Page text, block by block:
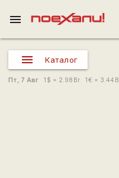
menu
Каталог
Пт, 7 Авг 1 $ = 2.98 Br 1€ = 3.44